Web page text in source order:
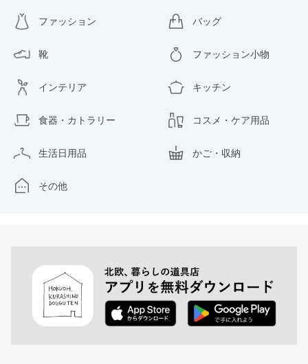
ファッション バッグ
靴 ファッション小物
インテリア キッチン
食器・カトラリー コスメ・ケア用品
生活日用品 かご・収納
その他